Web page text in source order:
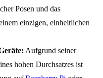
Posen und das
einzigen, einheitlichen
Aufgrund seiner
hohen Durchsatzes ist